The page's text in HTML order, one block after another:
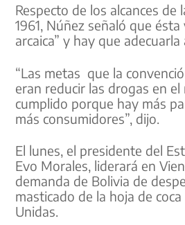
Respecto de los alcances de
1961, Núñez señaló que ésta
arcaica” y hay que
“Las metas que la
eran reducir las drogas en
cumplido porque hay más
más consumidores”, dijo.
El lunes, el presidente del
Evo Morales, liderará en
demanda de Bolivia de
masticado de la hoja de
Unidas.